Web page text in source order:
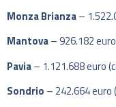
Monza Brianza–
Mantova– 926.182
Pavia– 1.121.688 euro
Sondrio – 242.664